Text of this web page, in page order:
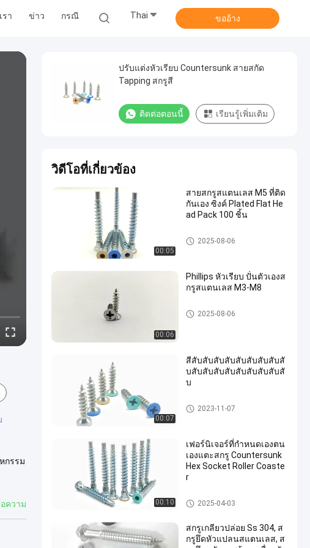
รา ข่าว กรณี Thai ขออ้าง
กรรม
ความ
ปรับแต่งหัวเรียบ Countersunk สายสกัด
Tapping สกรูสี
ติดต่อตอนนี้ เรียนรู้เพิ่มเติม
วิดีโอที่เกี่ยวข้อง
00:05
สายสกรูสแตนเลส M5 ที่ติด
กันเอง ซิงค์ Plated Flat He
ad Pack 100 ชิ้น
สกรูเกลียวปล่อยสแตนเลส
2025-08-06
00:06
Phillips หัวเรียบ ปั่นตัวเองส
กรูสแตนเลส M3-M8
สกรูเกลียวปล่อยสแตนเลส
2025-08-06
00:07
สีสับสับสับสับสับสับสับสับสั
บสับสับสับสับสับสับสับสับสั
บ
สกรูเกลียวปล่อยสแตนเลส
2023-11-07
00:10
เฟอร์นิเจอร์ที่กำหนดเองตน
เองแตะสกรู Countersunk
Hex Socket Roller Coaste
r
สกรูเกลียวปล่อยสแตนเลส
2025-04-03
สกรูเกลียวปล่อย Ss 304, ส
กรูยึดหัวแปลนสแตนเลส, ส